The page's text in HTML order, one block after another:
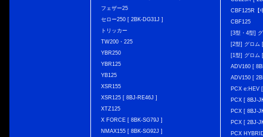
フェザー25
セロー250 [ 2BK-DG31J ]
トリッカー
TW200・225
YBR250
YBR125
YB125
XSR155
XSR125 [ 8BJ-RE46J ]
XTZ125
X FORCE [ 8BK-SG79J ]
NMAX155 [ 8BK-SG92J ]
CBF125R【
CBF125
[3型・4型]
[2型] グロム
[1型] グロム
ADV160 [
ADV150 [
PCX e:HEV
PCX [ 8BJ-
PCX [ 8BJ-
PCX [ 2BJ-
PCX